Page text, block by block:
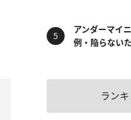
アンダーマイ
例・陥らない
ラン